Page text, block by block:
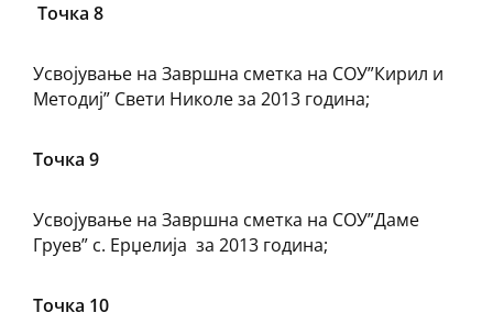
Точка 8
Усвојување на Завршна сметка на СОУ”Кирил и
Методиј” Свети Николе за 2013 година;
Точка 9
Усвојување на Завршна сметка на СОУ”Даме
Груев” с. Ерџелија за 2013 година;
Точка 10